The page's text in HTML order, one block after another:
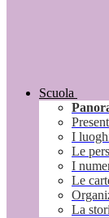
Scuola
I
Le
I
Le
La